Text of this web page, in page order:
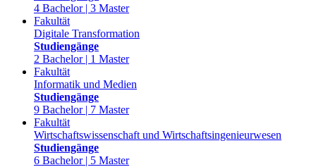
4 Bachelor | 3 Master
Fakultät
Digitale Transformation
Studiengänge
2 Bachelor | 1 Master
Fakultät
Informatik und Medien
Studiengänge
9 Bachelor | 7 Master
Fakultät
Wirtschaftswissenschaft und Wirtschaftsingenieurwesen
Studiengänge
6 Bachelor | 5 Master